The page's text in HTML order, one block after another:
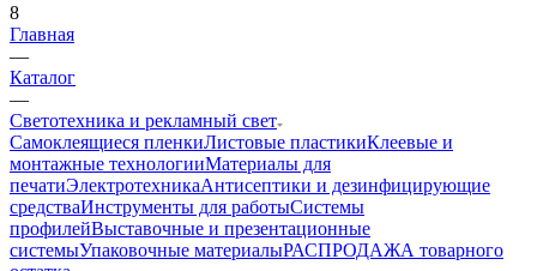
8
Главная
—
Каталог
—
Светотехника и рекламный свет
Самоклеящиеся пленкиЛистовые пластикиКлеевые и
монтажные технологииМатериалы для
печатиЭлектротехникаАнтисептики и дезинфицирующие
средстваИнструменты для работыСистемы
профилейВыставочные и презентационные
системыУпаковочные материалыРАСПРОДАЖА товарного